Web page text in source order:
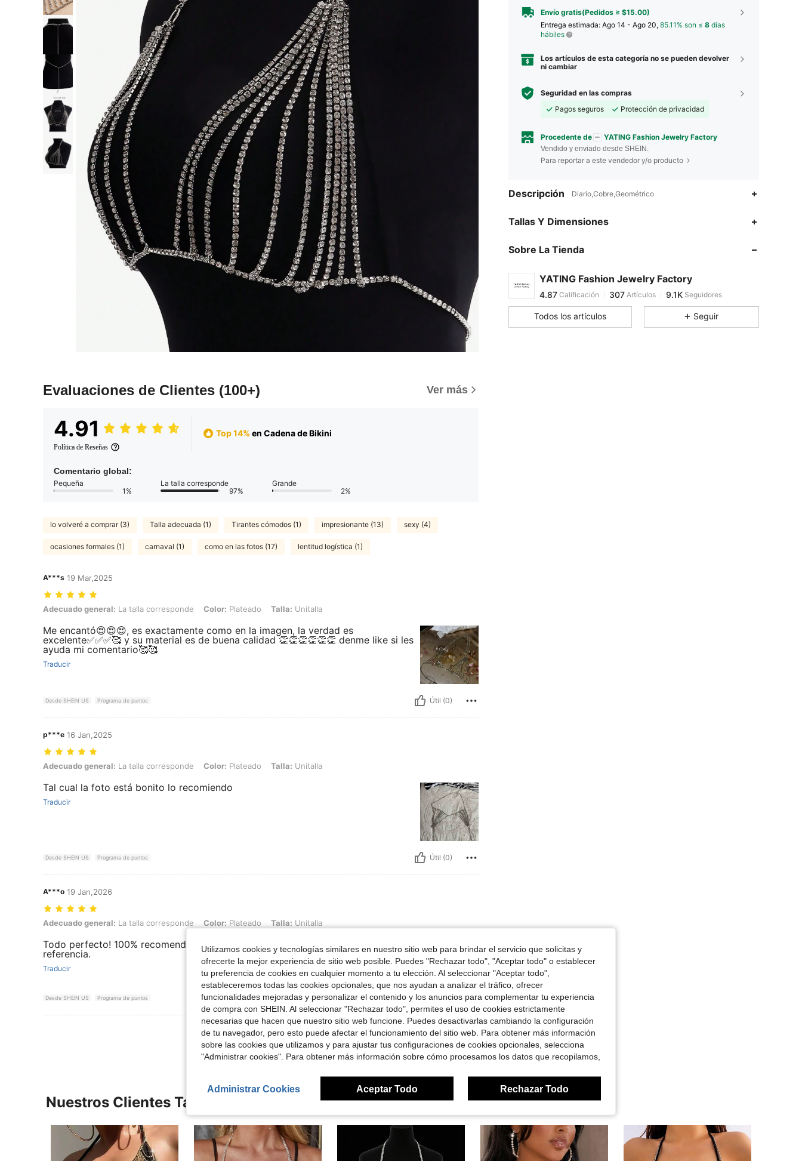
Evaluaciones de Clientes (100+) Ver más
4.91
Política de Reseñas
Top 14% en Cadena de Bikini
Comentario global:
Pequeña
1%
La talla corresponde
97%
Grande
2%
lo volveré a comprar (3) Talla adecuada (1) Tirantes cómodos (1) impresionante (13) sexy (4)
ocasiones formales (1) carnaval (1) como en las fotos (17) lentitud logística (1)
A***s 19 Mar,2025
Adecuado general: La talla corresponde, Color: Plateado, Talla: Unitalla
Adecuado general: La talla corresponde Color: Plateado Talla: Unitalla
Me encantó😍😍😍, es exactamente como en la imagen, la verdad es
excelente✅✅✅🥰 y su material es de buena calidad 👏👏👏👏👏👏 denme like si les
ayuda mi comentario🥰🥰
Traducir
Desde SHEIN US Programa de puntos Útil (0)
p***e 16 Jan,2025
Adecuado general: La talla corresponde, Color: Plateado, Talla: Unitalla
Adecuado general: La talla corresponde Color: Plateado Talla: Unitalla
Tal cual la foto está bonito lo recomiendo
Traducir
Desde SHEIN US Programa de puntos Útil (0)
A***o 19 Jan,2026
Adecuado general: La talla corresponde, Color: Plateado, Talla: Unitalla
Adecuado general: La talla corresponde Color: Plateado Talla: Unitalla
Todo perfecto! 100% recomendado. La calidad de las cosas, todo va acorde a las imagenes de
referencia.
Traducir
Desde SHEIN US Programa de puntos Útil (0)
Ver Más Reseñas
Envío gratis(Pedidos ≥ $15.00)
Entrega estimada: Ago 14 - Ago 20, 85.11% son ≤ 8 días
hábiles
Los artículos de esta categoría no se pueden devolver
ni cambiar
Seguridad en las compras
Pagos seguros
Protección de privacidad
Procedente de YATING Fashion Jewelry Factory
Vendido y enviado desde SHEIN.
Para reportar a este vendedor y/o producto
Descripción Diario,Cobre,Geométrico
Tallas Y Dimensiones
Sobre La Tienda
YATING Fashion Jewelry Factory
4.87
4.87
Artículos Seguidores
e***2pagó Hace 8 horas
4.87
Todos los artículos Seguir
Nuestros Clientes También Vieron
Utilizamos cookies y tecnologías similares en nuestro sitio web para brindar el servicio que solicitas y
ofrecerte la mejor experiencia de sitio web posible. Puedes "Rechazar todo", "Aceptar todo" o establecer
tu preferencia de cookies en cualquier momento a tu elección. Al seleccionar "Aceptar todo",
estableceremos todas las cookies opcionales, que nos ayudan a analizar el tráfico, ofrecer
funcionalidades mejoradas y personalizar el contenido y los anuncios para complementar tu experiencia
de compra con SHEIN. Al seleccionar "Rechazar todo", permites el uso de cookies estrictamente
necesarias que hacen que nuestro sitio web funcione. Puedes desactivarlas cambiando la configuración
de tu navegador, pero esto puede afectar el funcionamiento del sitio web. Para obtener más información
sobre las cookies que utilizamos y para ajustar tus configuraciones de cookies opcionales, selecciona
"Administrar cookies". Para obtener más información sobre cómo procesamos los datos que recopilamos,
Administrar Cookies Aceptar Todo Rechazar Todo